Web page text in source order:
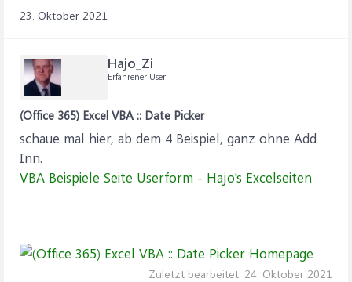
23. Oktober 2021
Hajo_Zi
Erfahrener User
(Office 365) Excel VBA :: Date Picker
schaue mal hier, ab dem 4 Beispiel, ganz ohne Add
Inn.
VBA Beispiele Seite Userform - Hajo's Excelseiten
Zuletzt bearbeitet: 24. Oktober 2021